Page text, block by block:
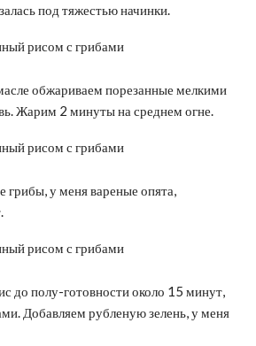
под тяжестью начинки.
обжариваем порезанные мелкими
Жарим 2 минуты на среднем огне.
грибы, у меня вареные опята,
до полу-готовности около 15 минут,
Добавляем рубленую зелень, у меня